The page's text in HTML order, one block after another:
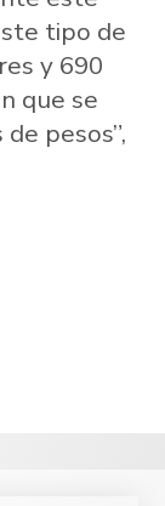
tipo de
y 690
que se
pesos”,